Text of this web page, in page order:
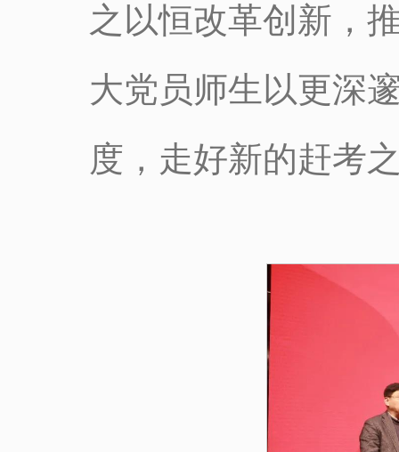
之以恒改革创新，
大党员师生以更深
度，走好新的赶考